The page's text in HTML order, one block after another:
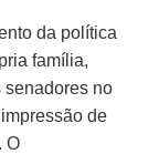
da política
família,
senadores no
de
O